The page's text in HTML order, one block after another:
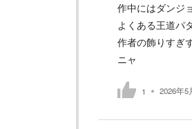
作中にはダンジ
よくある王道パ
作者の飾りすぎ
ニャ
1 2026年5